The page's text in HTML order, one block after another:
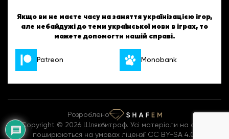
Про нас
Контакти
ШБТурнір
ШБТворчість
Українські підказки
Комікси
Якщо ви не маєте часу на заняття українізацією ігор,
але небайдужі до теми української мови в іграх, то
можете допомогти нашій справі.
Patreon Monobank
Copyright © 2026 Шлякбитраф. Усі матеріали на сайті
поширюються на умовах ліцензії CC BY-SA 4.0.
Розроблено